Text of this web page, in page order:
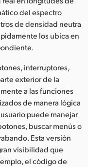
del espectro
de densidad neutra
los ubica en
interruptores,
exterior de la
a las funciones
de manera lógica
puede manejar
buscar menús o
Esta versión
visibilidad que
el código de